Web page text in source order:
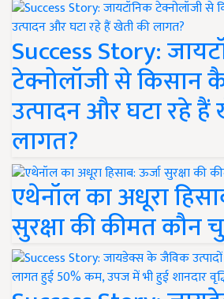
Success Story:
टेक्नोलॉजी से किसान
उत्पादन और घटा रहे हैं
लागत?
एथेनॉल का अधूरा
सुरक्षा की कीमत कौन